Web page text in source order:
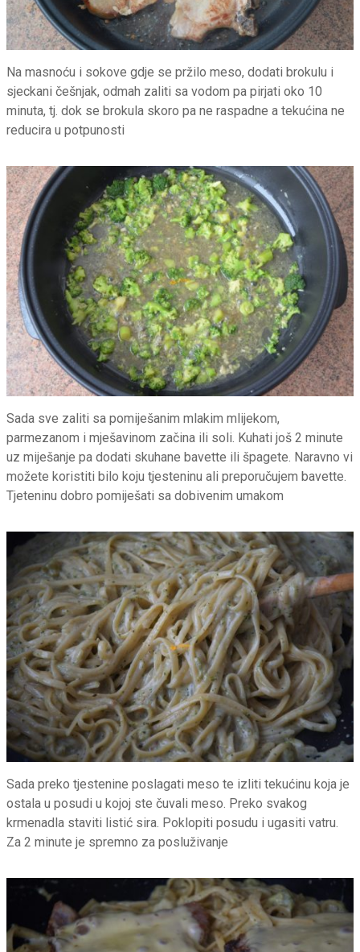
Na masnoću i sokove gdje se pržilo meso, dodati brokulu i
sjeckani češnjak, odmah zaliti sa vodom pa pirjati oko 10
minuta, tj. dok se brokula skoro pa ne raspadne a tekućina ne
reducira u potpunosti
Sada sve zaliti sa pomiješanim mlakim mlijekom,
parmezanom i mješavinom začina ili soli. Kuhati još 2 minute
uz miješanje pa dodati skuhane bavette ili špagete. Naravno vi
možete koristiti bilo koju tjesteninu ali preporučujem bavette.
Tjeteninu dobro pomiješati sa dobivenim umakom
Sada preko tjestenine poslagati meso te izliti tekućinu koja je
ostala u posudi u kojoj ste čuvali meso. Preko svakog
krmenadla staviti listić sira. Poklopiti posudu i ugasiti vatru.
Za 2 minute je spremno za posluživanje